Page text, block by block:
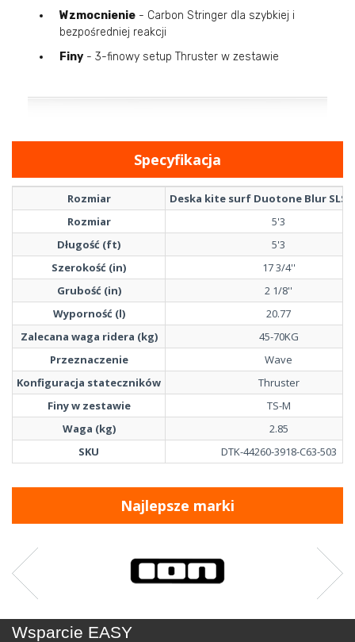
Wzmocnienie - Carbon Stringer dla szybkiej i
bezpośredniej reakcji
Finy - 3-finowy setup Thruster w zestawie
Specyfikacja
Rozmiar
Deska kite surf Duotone Blur SLS
Rozmiar
5'3
Długość (ft)
5'3
Szerokość (in)
17 3/4''
Grubość (in)
2 1/8''
Wyporność (l)
20.77
Zalecana waga ridera (kg)
45-70KG
Przeznaczenie
Wave
Konfiguracja stateczników
Thruster
Finy w zestawie
TS-M
Waga (kg)
2.85
SKU
DTK-44260-3918-C63-503
Najlepsze marki
Wsparcie EASY